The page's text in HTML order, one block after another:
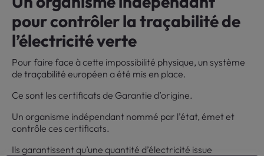
pour contrôler la traçabilité de
l’électricité verte
Pour faire face à cette impossibilité physique, un système
de traçabilité européen a été mis en place.
Ce sont les certificats de Garantie d’origine.
Un organisme indépendant nommé par l’état, émet et
contrôle ces certificats.
Ils garantissent qu’une quantité d’électricité issue